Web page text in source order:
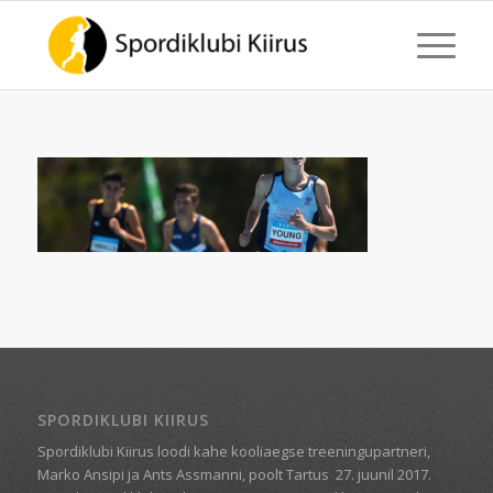
SPORDIKLUBI KIIRUS
Spordiklubi Kiirus loodi kahe kooliaegse treeningupartneri,
Marko Ansipi ja Ants Assmanni, poolt Tartus 27. juunil 2017.